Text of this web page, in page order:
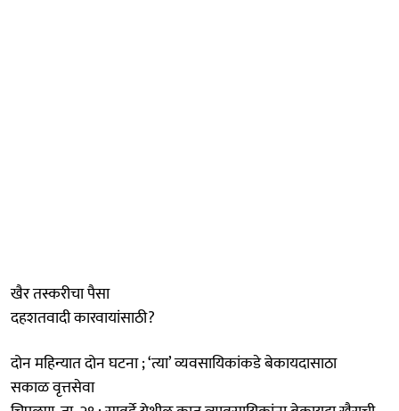
खैर तस्करीचा पैसा
दहशतवादी कारवायांसाठी?
दोन महिन्यात दोन घटना ; ‘त्या’ व्यवसायिकांकडे बेकायदासाठा
सकाळ वृत्तसेवा